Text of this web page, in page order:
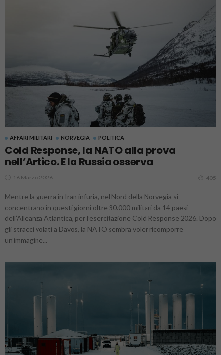
AFFARI MILITARI NORVEGIA POLITICA
Cold Response, la NATO alla prova
nell’Artico. E la Russia osserva
16 Marzo 2026 405
Mentre la guerra in Iran infuria, nel Nord della Norvegia si
concentrano in questi giorni oltre 30.000 militari da 14 paesi
dell’Alleanza Atlantica, per l’esercitazione Cold Response 2026. Dopo
gli stracci volati a Davos, la NATO sembra voler ricomporre
un’immagine...